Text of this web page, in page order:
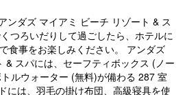
ンダズ マイアミ ビーチ リゾート & ス
つろいだりして過ごしたら、ホテルに
食事をお楽しみください。 アンダズ
& スパには、セーフティボックス (ノー
ルウォーター (無料)が備わる 287 室
には、羽毛の掛け布団、高級寝具を使